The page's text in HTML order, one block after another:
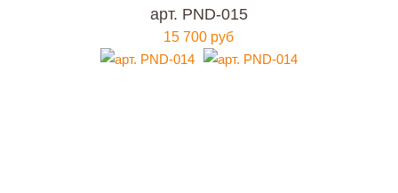
арт. PND-015
15 700 руб